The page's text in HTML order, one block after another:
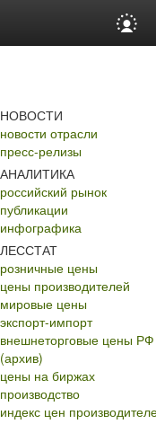
НОВОСТИ
новости отрасли
пресс-релизы
АНАЛИТИКА
российский рынок
публикации
инфографика
ЛЕССТАТ
розничные цены
цены производителей
мировые цены
экспорт-импорт
внешнеторговые цены РФ
(архив)
цены на биржах
производство
индекс цен